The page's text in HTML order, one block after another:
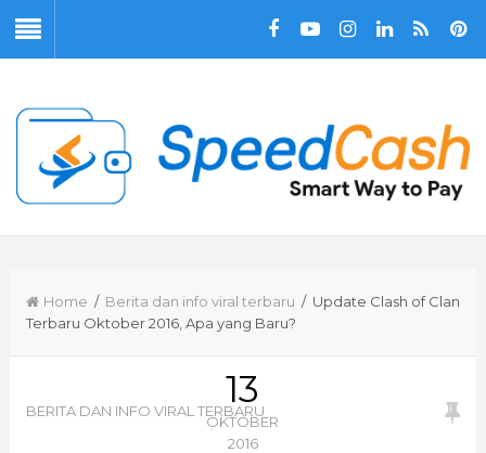
Home / Berita dan info viral terbaru / Update Clash of Clan
Terbaru Oktober 2016, Apa yang Baru?
13
OKTOBER
2016
BERITA DAN INFO VIRAL TERBARU